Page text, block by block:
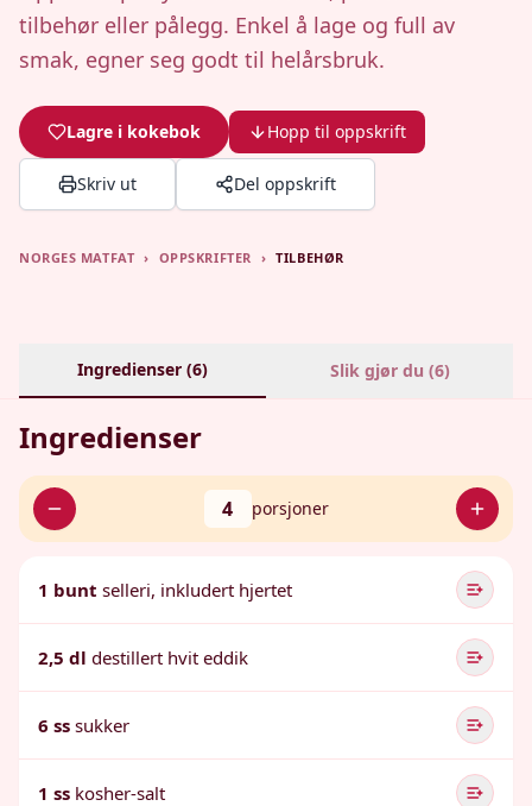
tilbehør eller pålegg. Enkel å lage og full av
smak, egner seg godt til helårsbruk.
Lagre i kokebok Hopp til oppskrift
Skriv ut Del oppskrift
NORGES MATFAT › OPPSKRIFTER › TILBEHØR
Ingredienser (6) Slik gjør du (6)
Ingredienser
4 porsjoner
1 bunt selleri, inkludert hjertet
2,5 dl destillert hvit eddik
6 ss sukker
1 ss kosher-salt